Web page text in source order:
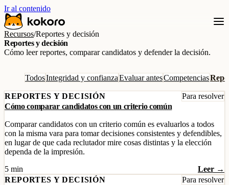
Ir al contenido
Recursos/Reportes y decisión
Reportes y decisión
Cómo leer reportes, comparar candidatos y defender la decisión.
TodosIntegridad y confianzaEvaluar antesCompetencias
REPORTES Y DECISIÓN
Para resolver
Cómo comparar candidatos con un criterio común
Comparar candidatos con un criterio común es evaluarlos a todos
con la misma vara para tomar decisiones consistentes y defendibles,
en lugar de que cada reclutador mire cosas distintas y la elección
dependa de la impresión.
5 min
Leer →
REPORTES Y DECISIÓN
Para resolver